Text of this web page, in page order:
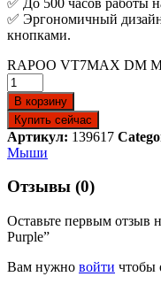
✅ Эргономичный
кнопками.
RAPOO VT7MAX DM
В корзину
Купить сейчас
Артикул: 139617
Мыши
Отзывы (0)
Оставьте первым
Purple”
Вам нужно войти чтобы